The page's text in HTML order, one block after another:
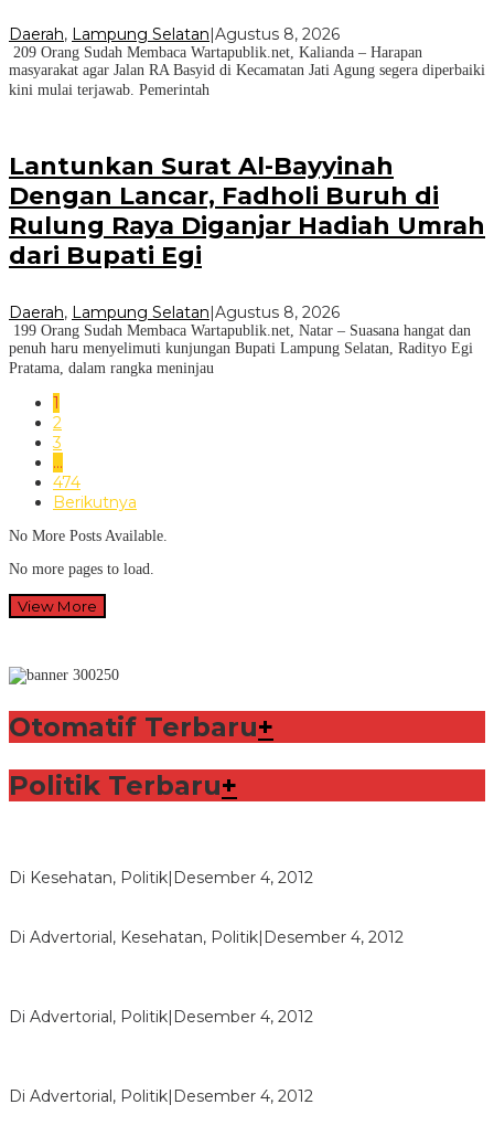
Daerah, Lampung Selatan|Agustus 8, 2026
209 Orang Sudah Membaca Wartapublik.net, Kalianda – Harapan
masyarakat agar Jalan RA Basyid di Kecamatan Jati Agung segera diperbaiki
kini mulai terjawab. Pemerintah
Lantunkan Surat Al-Bayyinah
Dengan Lancar, Fadholi Buruh di
Rulung Raya Diganjar Hadiah Umrah
dari Bupati Egi
Daerah, Lampung Selatan Agustus 8, 2026
199 Orang Sudah Membaca Wartapublik.net, Natar – Suasana hangat dan
penuh haru menyelimuti kunjungan Bupati Lampung Selatan, Radityo Egi
Pratama, dalam rangka meninjau
1
2
3
…
474
Berikutnya
No More Posts Available.
No more pages to load.
View More
Otomatif Terbaru+
Politik Terbaru+
Di Kesehatan, Politik Desember 4, 2012
Di Advertorial, Kesehatan, Politik Desember 4, 2012
Di Advertorial, Politik Desember 4, 2012
Di Advertorial, Politik Desember 4, 2012